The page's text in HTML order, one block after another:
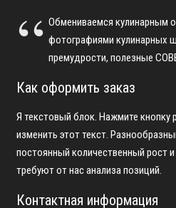
Обмениваемся кулинарным
фотографиями кулинарных
премудрости, полезные
Как оформить заказ
Я текстовый блок. Нажмите кнопку
изменить этот текст.
постоянный количественный рост
требуют от нас анализа позиций.
Контактная информация